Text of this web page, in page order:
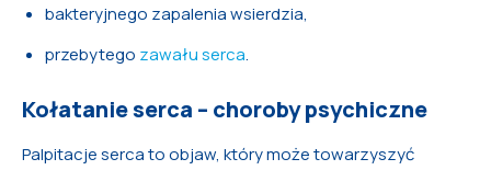
bakteryjnego zapalenia wsierdzia,
przebytego zawału serca.
Kołatanie serca – choroby psychiczne
Palpitacje serca to objaw, który może towarzyszyć